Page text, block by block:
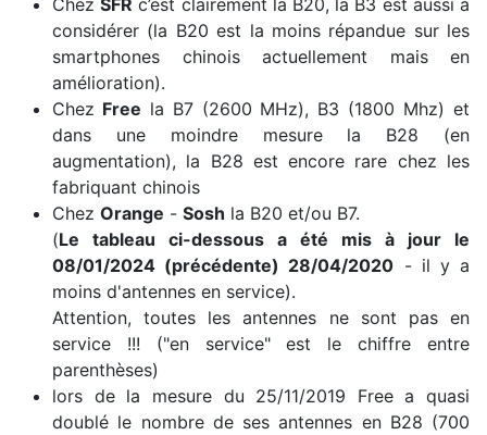
considérer (la B20 est la moins répandue sur les
smartphones chinois actuellement mais en
amélioration).
Chez Free la B7 (2600 MHz), B3 (1800 Mhz) et
dans une moindre mesure la B28 (en
augmentation), la B28 est encore rare chez les
fabriquant chinois
Chez Orange - Sosh la B20 et/ou B7.
(Le tableau ci-dessous a été mis à jour le
08/01/2024 (précédente) 28/04/2020 - il y a
moins d'antennes en service).
Attention, toutes les antennes ne sont pas en
service !!! ("en service" est le chiffre entre
parenthèses)
lors de la mesure du 25/11/2019 Free a quasi
doublé le nombre de ses antennes en B28 (700